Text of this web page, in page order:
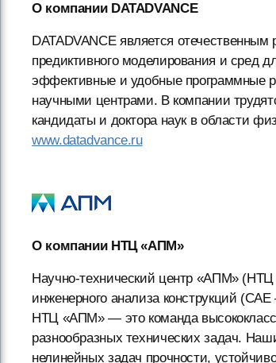
О компании DATADVANCE
DATADVANCE является
предиктивного моделирования и сред
эффективные и удобные программные
научными центрами. В компании
кандидаты и доктора наук в области
www.datadvance.ru
О компании НТЦ «АПМ»
Научно-технический центр «АПМ» (НТЦ
инженерного анализа конструкций
НТЦ «АПМ» — это команда
разнообразных технических задач.
нелинейных задач прочности,